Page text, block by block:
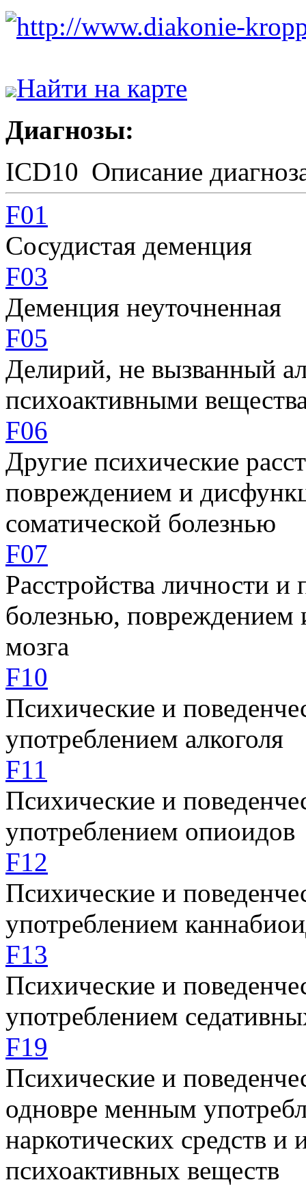
http://www.diakonie-
Найти на карте
Диагнозы:
ICD10 Описание
F01
Сосудистая деменция
F03
Деменция неуточненная
F05
Делирий, не вызванный
психоактивными
F06
Другие психические
повреждением и
соматической болезнью
F07
Расстройства личности
болезнью, повреждением
мозга
F10
Психические и
употреблением алкоголя
F11
Психические и
употреблением опиоидов
F12
Психические и
употреблением
F13
Психические и
употреблением
F19
Психические и
одновре менным
наркотических средств и
психоактивных веществ